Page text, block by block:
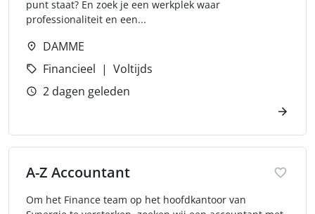
punt staat? En zoek je een werkplek waar
professionaliteit en een...
DAMME
Financieel
Voltijds
2 dagen geleden
A-Z Accountant
Om het Finance team op het hoofdkantoor van